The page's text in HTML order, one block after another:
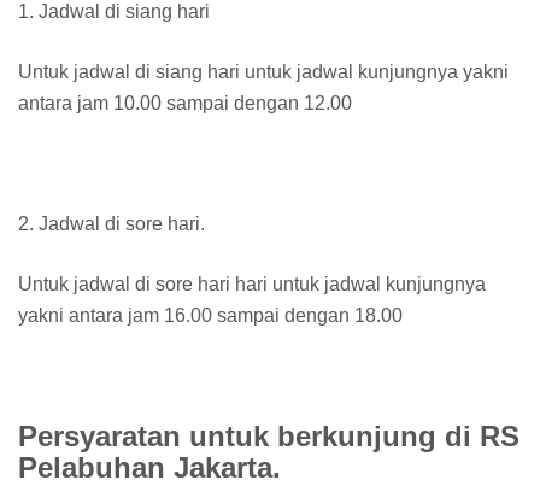
1. Jadwal di siang hari
Untuk jadwal di siang hari untuk jadwal kunjungnya yakni
antara jam 10.00 sampai dengan 12.00
2. Jadwal di sore hari.
Untuk jadwal di sore hari hari untuk jadwal kunjungnya
yakni antara jam 16.00 sampai dengan 18.00
Persyaratan untuk berkunjung di RS
Pelabuhan Jakarta.